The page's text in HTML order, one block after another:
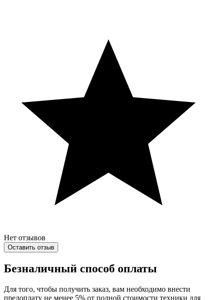
Нет отзывов
Оставить отзыв
Безналичный способ оплаты
Для того, чтобы получить заказ, вам необходимо внести
предоплату не менее 5% от полной стоимости техники для